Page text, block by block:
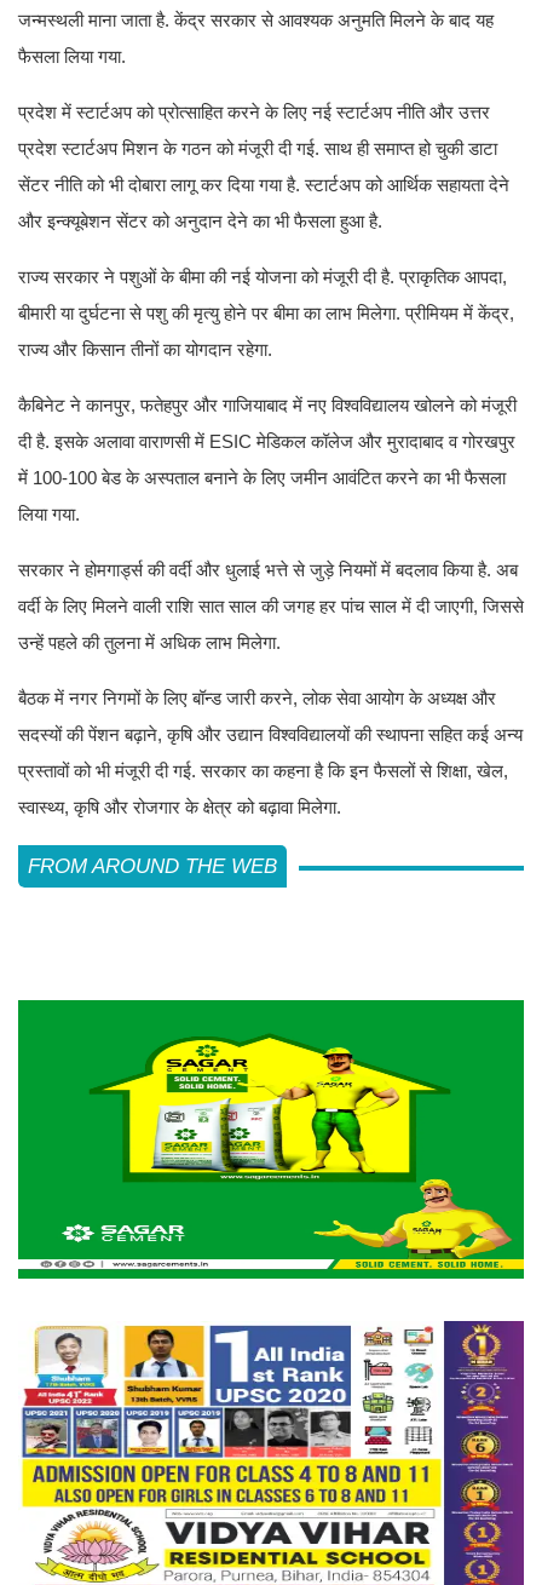
जन्मस्थली माना जाता है. केंद्र सरकार से आवश्यक अनुमति मिलने के बाद यह
फैसला लिया गया.
प्रदेश में स्टार्टअप को प्रोत्साहित करने के लिए नई स्टार्टअप नीति और उत्तर
प्रदेश स्टार्टअप मिशन के गठन को मंजूरी दी गई. साथ ही समाप्त हो चुकी डाटा
सेंटर नीति को भी दोबारा लागू कर दिया गया है. स्टार्टअप को आर्थिक सहायता देने
और इन्क्यूबेशन सेंटर को अनुदान देने का भी फैसला हुआ है.
राज्य सरकार ने पशुओं के बीमा की नई योजना को मंजूरी दी है. प्राकृतिक आपदा,
बीमारी या दुर्घटना से पशु की मृत्यु होने पर बीमा का लाभ मिलेगा. प्रीमियम में केंद्र,
राज्य और किसान तीनों का योगदान रहेगा.
कैबिनेट ने कानपुर, फतेहपुर और गाजियाबाद में नए विश्वविद्यालय खोलने को मंजूरी
दी है. इसके अलावा वाराणसी में ESIC मेडिकल कॉलेज और मुरादाबाद व गोरखपुर
में 100-100 बेड के अस्पताल बनाने के लिए जमीन आवंटित करने का भी फैसला
लिया गया.
सरकार ने होमगार्ड्स की वर्दी और धुलाई भत्ते से जुड़े नियमों में बदलाव किया है. अब
वर्दी के लिए मिलने वाली राशि सात साल की जगह हर पांच साल में दी जाएगी, जिससे
उन्हें पहले की तुलना में अधिक लाभ मिलेगा.
बैठक में नगर निगमों के लिए बॉन्ड जारी करने, लोक सेवा आयोग के अध्यक्ष और
सदस्यों की पेंशन बढ़ाने, कृषि और उद्यान विश्वविद्यालयों की स्थापना सहित कई अन्य
प्रस्तावों को भी मंजूरी दी गई. सरकार का कहना है कि इन फैसलों से शिक्षा, खेल,
स्वास्थ्य, कृषि और रोजगार के क्षेत्र को बढ़ावा मिलेगा.
FROM AROUND THE WEB